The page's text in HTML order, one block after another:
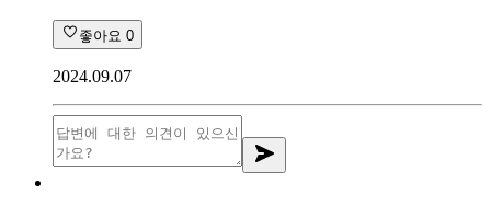
좋아요 0
2024.09.07